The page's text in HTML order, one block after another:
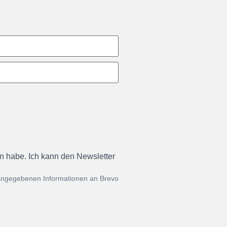
habe. Ich kann den Newsletter
Informationen an Brevo